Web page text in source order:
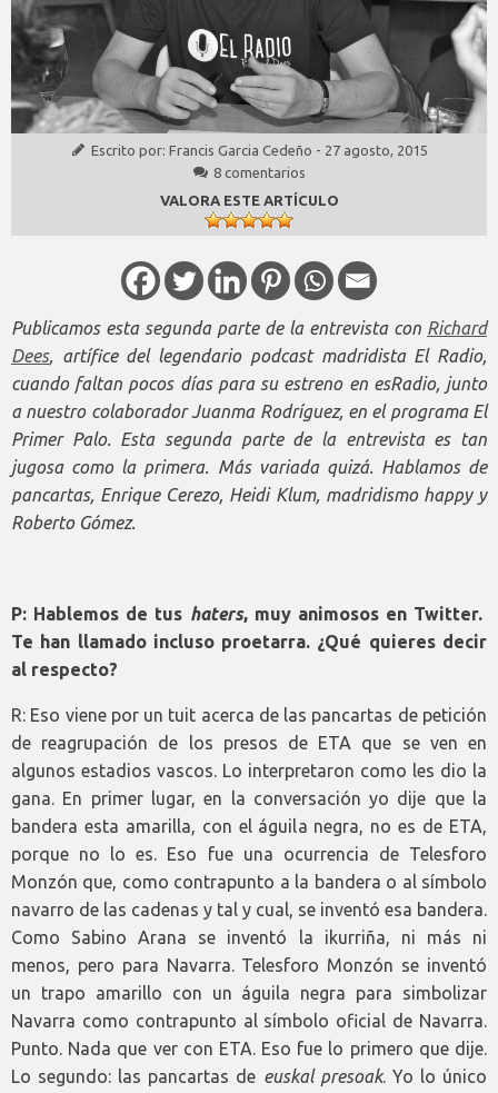
Escrito por: Francis Garcia Cedeño - 27 agosto, 2015
8 comentarios
VALORA ESTE ARTÍCULO
Publicamos esta segunda parte de la entrevista con Richard
Dees, artífice del legendario podcast madridista El Radio,
cuando faltan pocos días para su estreno en esRadio, junto
a nuestro colaborador Juanma Rodríguez, en el programa El
Primer Palo. Esta segunda parte de la entrevista es tan
jugosa como la primera. Más variada quizá. Hablamos de
pancartas, Enrique Cerezo, Heidi Klum, madridismo happy y
Roberto Gómez.
P: Hablemos de tus haters, muy animosos en Twitter.
Te han llamado incluso proetarra. ¿Qué quieres decir
al respecto?
R: Eso viene por un tuit acerca de las pancartas de petición
de reagrupación de los presos de ETA que se ven en
algunos estadios vascos. Lo interpretaron como les dio la
gana. En primer lugar, en la conversación yo dije que la
bandera esta amarilla, con el águila negra, no es de ETA,
porque no lo es. Eso fue una ocurrencia de Telesforo
Monzón que, como contrapunto a la bandera o al símbolo
navarro de las cadenas y tal y cual, se inventó esa bandera.
Como Sabino Arana se inventó la ikurriña, ni más ni
menos, pero para Navarra. Telesforo Monzón se inventó
un trapo amarillo con un águila negra para simbolizar
Navarra como contrapunto al símbolo oficial de Navarra.
Punto. Nada que ver con ETA. Eso fue lo primero que dije.
Lo segundo: las pancartas de euskal presoak. Yo lo único